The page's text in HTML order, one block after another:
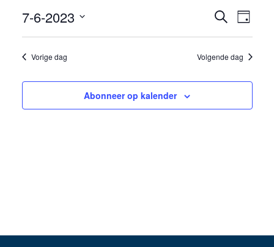
7
juni
2023
Zoeken
en
Zoeken
Dag
7-6-2023
datum.
Vorige dag Volgende dag
Abonneer op kalender